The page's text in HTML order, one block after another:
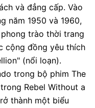
và đẳng cấp. Vào
năm 1950 và 1960,
trào thời trang
cộng đồng yêu thích
(nổi loạn).
trong bộ phim The
Rebel Without a
thành một biểu